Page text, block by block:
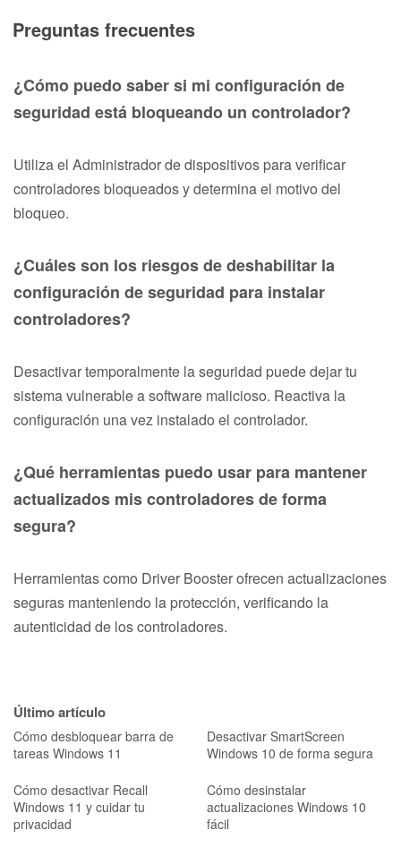
Preguntas frecuentes
¿Cómo puedo saber si mi configuración de
seguridad está bloqueando un controlador?
Utiliza el Administrador de dispositivos para verificar
controladores bloqueados y determina el motivo del
bloqueo.
¿Cuáles son los riesgos de deshabilitar la
configuración de seguridad para instalar
controladores?
Desactivar temporalmente la seguridad puede dejar tu
sistema vulnerable a software malicioso. Reactiva la
configuración una vez instalado el controlador.
¿Qué herramientas puedo usar para mantener
actualizados mis controladores de forma
segura?
Herramientas como Driver Booster ofrecen actualizaciones
seguras manteniendo la protección, verificando la
autenticidad de los controladores.
Último artículo
Cómo desbloquear barra de
tareas Windows 11
Desactivar SmartScreen
Windows 10 de forma segura
Cómo desactivar Recall
Windows 11 y cuidar tu
privacidad
Cómo desinstalar
actualizaciones Windows 10
fácil